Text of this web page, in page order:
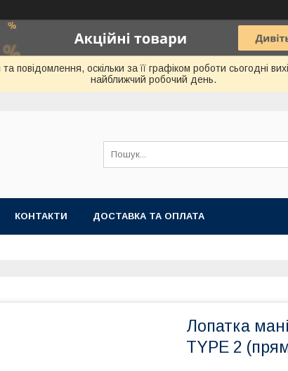
повідомлення, оскільки за її графіком роботи сьогодні
найближчий робочий день.
КОНТАКТИ ДОСТАВКА ТА ОПЛАТА
Лопатка
TYPE 2